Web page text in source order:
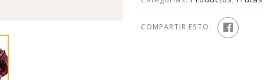
COMPARTIR ESTO: